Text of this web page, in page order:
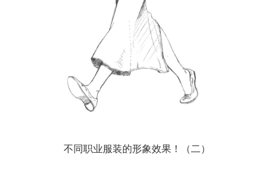
不同职业服装的形象效果！（二）